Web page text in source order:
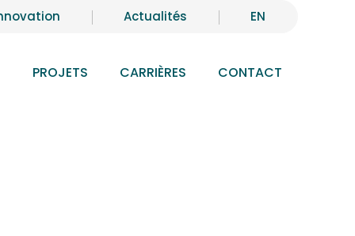
Actualités EN
PROJETS CARRIÈRES CONTACT